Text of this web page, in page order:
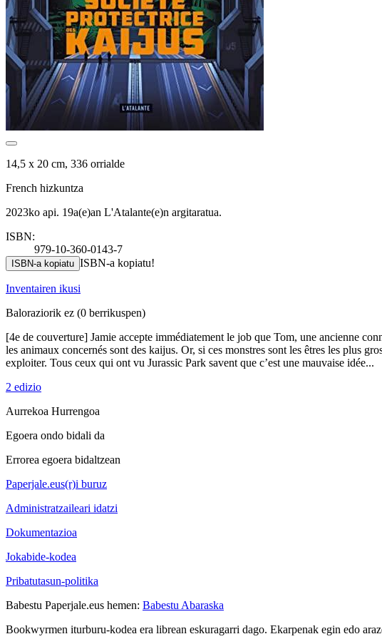
14,5 x 20 cm, 336 orrialde
French hizkuntza
2023ko api. 19a(e)an L'Atalante(e)n argitaratua.
ISBN:
979-10-360-0143-7
ISBN-a kopiatu ISBN-a kopiatu!
Inventairen ikusi
Baloraziorik ez (0 berrikuspen)
[4e de couverture] Jamie accepte immédiatement le job que Tom, une ancienne
les animaux concernés sont des kaijus. Or, si ces monstres sont les êtres les plus
exploiter. Tous ceux qui ont vu Jurassic Park savent que c’est une mauvaise idée...
2 edizio
Aurrekoa Hurrengoa
Egoera ondo bidali da
Errorea egoera bidaltzean
Paperjale.eus(r)i buruz
Administratzaileari idatzi
Dokumentazioa
Jokabide-kodea
Pribatutasun-politika
Babestu Paperjale.eus hemen: Babestu Abaraska
Bookwyrmen iturburu-kodea era librean eskuragarri dago. Ekarpenak egin edo